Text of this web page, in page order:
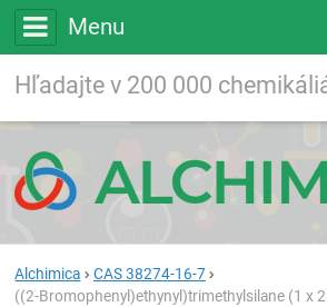
Menu
Vyhľadávanie
Alchimica
CAS 38274-16-7
((2-Bromophenyl)ethynyl)trimethylsilane (1 x